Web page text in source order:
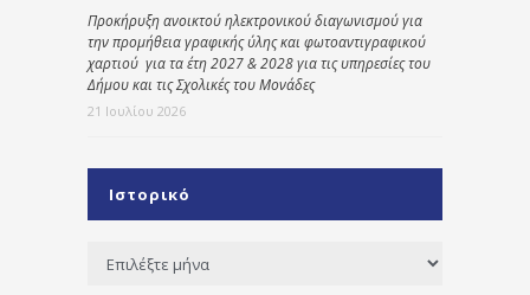
Προκήρυξη ανοικτού ηλεκτρονικού διαγωνισμού για
την προμήθεια γραφικής ύλης και φωτοαντιγραφικού
χαρτιού για τα έτη 2027 & 2028 για τις υπηρεσίες του
Δήμου και τις Σχολικές του Μονάδες
21 Ιουλίου 2026
Ιστορικό
Ιστορικό